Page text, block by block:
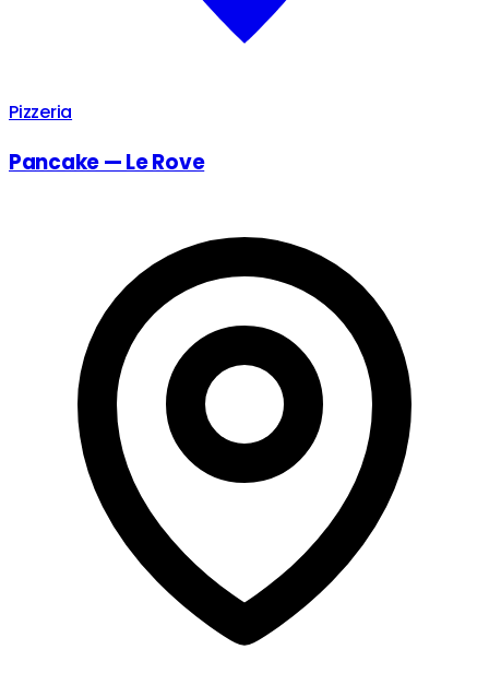
Pizzeria
Pancake — Le Rove